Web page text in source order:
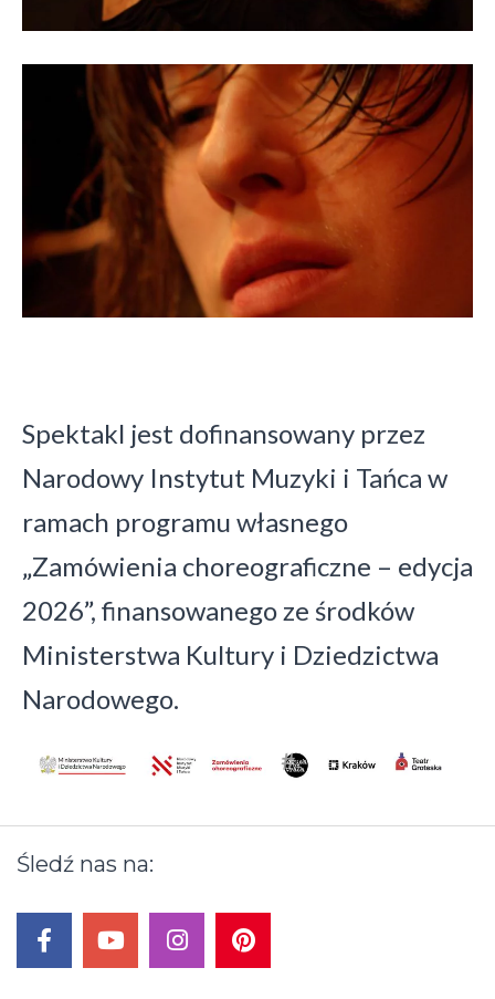
Spektakl jest dofinansowany przez
Narodowy Instytut Muzyki i Tańca w
ramach programu własnego
„Zamówienia choreograficzne – edycja
2026”, finansowanego ze środków
Ministerstwa Kultury i Dziedzictwa
Narodowego.
Nawigacja
wpisu
Śledź nas na: